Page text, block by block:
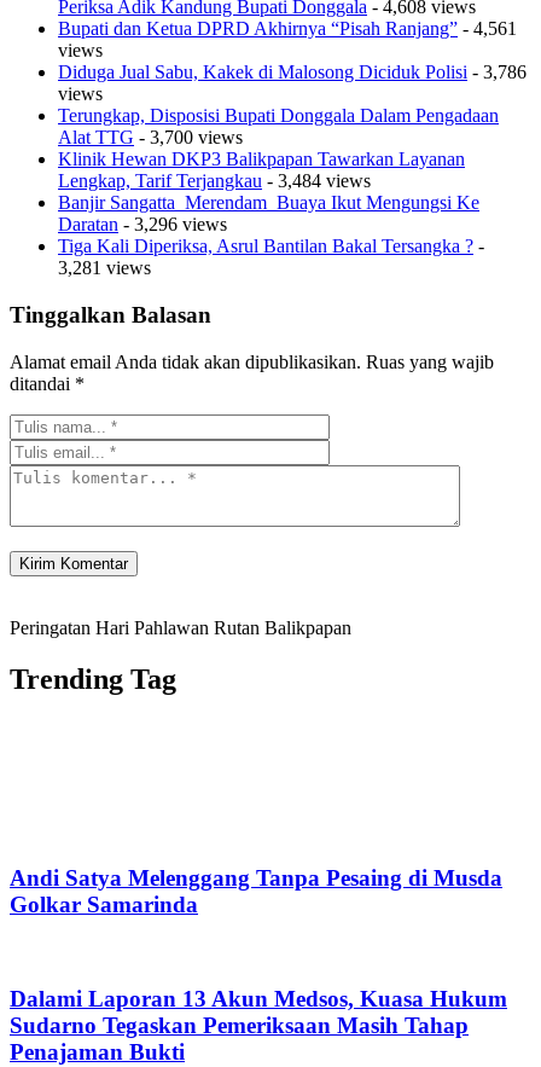
Periksa Adik Kandung Bupati Donggala - 4,608 views
Bupati dan Ketua DPRD Akhirnya “Pisah Ranjang” - 4,561
views
Diduga Jual Sabu, Kakek di Malosong Diciduk Polisi - 3,786
views
Terungkap, Disposisi Bupati Donggala Dalam Pengadaan
Alat TTG - 3,700 views
Klinik Hewan DKP3 Balikpapan Tawarkan Layanan
Lengkap, Tarif Terjangkau - 3,484 views
Banjir Sangatta Merendam Buaya Ikut Mengungsi Ke
Daratan - 3,296 views
Tiga Kali Diperiksa, Asrul Bantilan Bakal Tersangka ? -
3,281 views
Tinggalkan Balasan
Alamat email Anda tidak akan dipublikasikan. Ruas yang wajib
ditandai *
Peringatan Hari Pahlawan Rutan Balikpapan
Trending Tag
Andi Satya Melenggang Tanpa Pesaing di Musda
Golkar Samarinda
Dalami Laporan 13 Akun Medsos, Kuasa Hukum
Sudarno Tegaskan Pemeriksaan Masih Tahap
Penajaman Bukti